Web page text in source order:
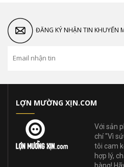
ĐĂNG KÝ NHẬN TIN KHUYẾN
LỢN MƯỜNG XỊN.COM
Với sản
chí "Vì
tôi cam
hợp lý,
hàng!